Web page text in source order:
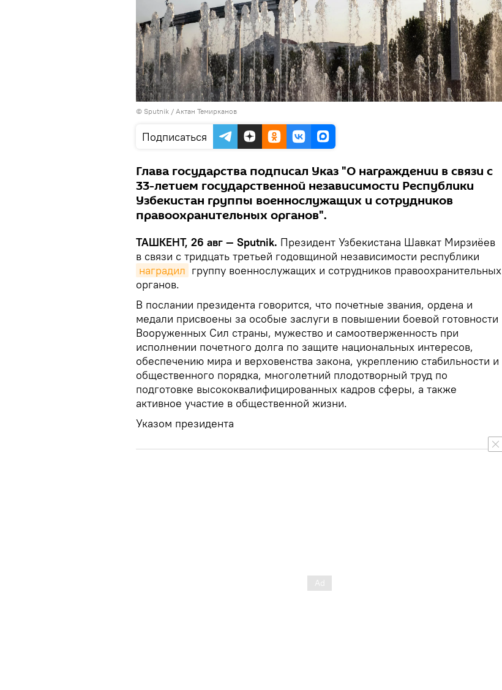
© Sputnik / Актан Темирканов
Подписаться
Глава государства подписал Указ "О награждении в связи с
33-летием государственной независимости Республики
Узбекистан группы военнослужащих и сотрудников
правоохранительных органов".
ТАШКЕНТ, 26 авг — Sputnik. Президент Узбекистана Шавкат Мирзиёев
в связи с тридцать третьей годовщиной независимости республики
наградил группу военнослужащих и сотрудников правоохранительных
органов.
В послании президента говорится, что почетные звания, ордена и
медали присвоены за особые заслуги в повышении боевой готовности
Вооруженных Сил страны, мужество и самоотверженность при
исполнении почетного долга по защите национальных интересов,
обеспечению мира и верховенства закона, укреплению стабильности и
общественного порядка, многолетний плодотворный труд по
подготовке высококвалифицированных кадров сферы, а также
активное участие в общественной жизни.
Указом президента